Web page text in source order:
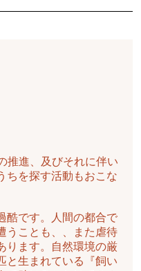
推進、及びそれに伴い
ちを探す活動もおこな
酷です。人間の都合で
うことも、、また虐待
ります。自然環境の厳
と生まれている『飼い